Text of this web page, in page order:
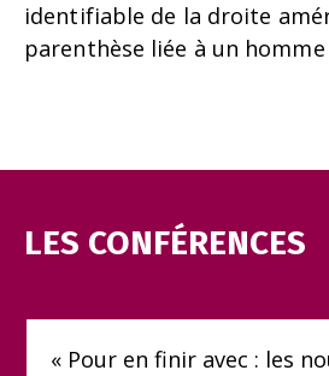
identifiable de la droite
parenthèse liée à un homme
LES CONFÉRENCES
« Pour en finir avec : les